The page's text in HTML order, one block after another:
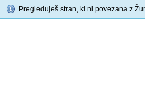
Pregleduješ stran, ki ni povezana z